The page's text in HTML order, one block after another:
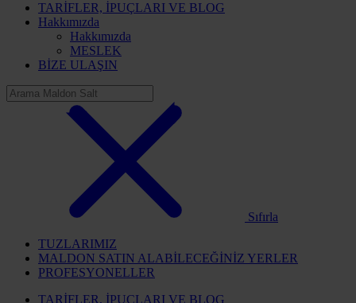
TARİFLER, İPUÇLARI VE BLOG
Hakkımızda
Hakkımızda
MESLEK
BİZE ULAŞIN
Sıfırla
TUZLARIMIZ
MALDON SATIN ALABİLECEĞİNİZ YERLER
PROFESYONELLER
TARİFLER, İPUÇLARI VE BLOG